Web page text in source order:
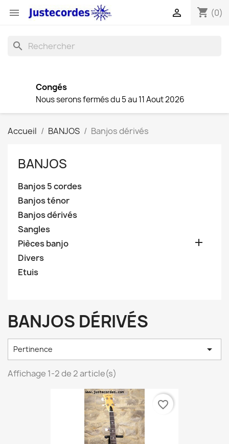
 shopping_cart (0)

search
Congés
Nous serons fermés du 5 au 11 Aout 2026
Accueil BANJOS Banjos dérivés
BANJOS
Banjos 5 cordes
Banjos ténor
Banjos dérivés
Sangles
Pièces banjo

Divers
Etuis
BANJOS DÉRIVÉS
Pertinence 
Affichage 1-2 de 2 article(s)
favorite_border